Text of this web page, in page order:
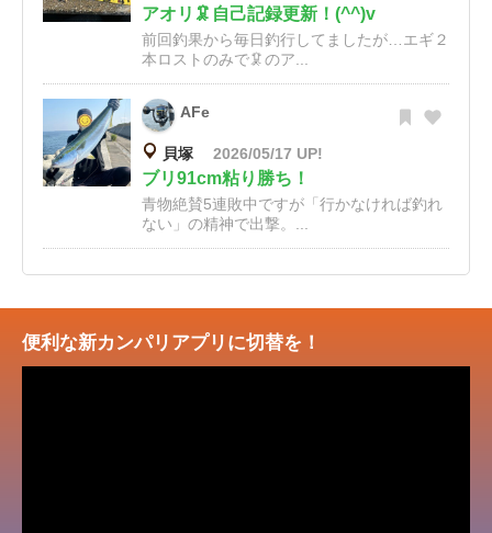
アオリ🦑自己記録更新！(^^)v
前回釣果から毎日釣行してましたが…エギ２
本ロストのみで🦑のア...
AFe
貝塚 2026/05/17 UP!
ブリ91cm粘り勝ち！
青物絶賛5連敗中ですが「行かなければ釣れ
ない」の精神で出撃。...
便利な新カンパリアプリに切替を！